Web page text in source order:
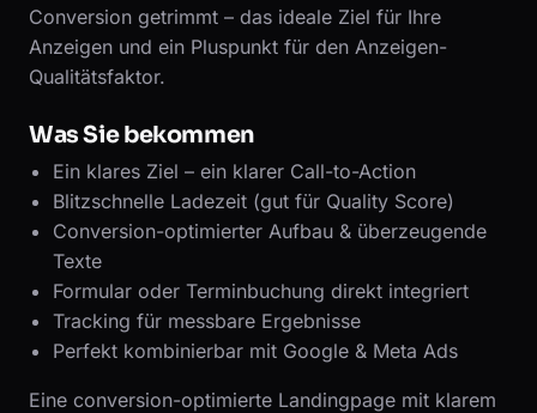
Conversion getrimmt – das ideale Ziel für Ihre
Anzeigen und ein Pluspunkt für den Anzeigen-
Qualitätsfaktor.
Was Sie bekommen
Ein klares Ziel – ein klarer Call-to-Action
Blitzschnelle Ladezeit (gut für Quality Score)
Conversion-optimierter Aufbau & überzeugende
Texte
Formular oder Terminbuchung direkt integriert
Tracking für messbare Ergebnisse
Perfekt kombinierbar mit Google & Meta Ads
Eine conversion-optimierte Landingpage mit klarem